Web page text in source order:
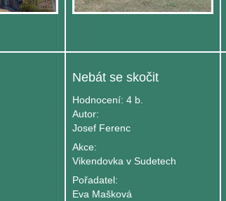
Nebát se skočit
Hodnocení: 4 b.
Autor:
Josef Ferenc
Akce:
Vikendovka v Sudetech
Pořadatel:
Eva Mašková